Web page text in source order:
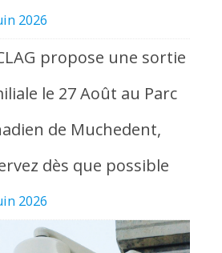
2026
propose une sortie
le 27 Août au Parc
de Muchedent,
dès que possible
2026